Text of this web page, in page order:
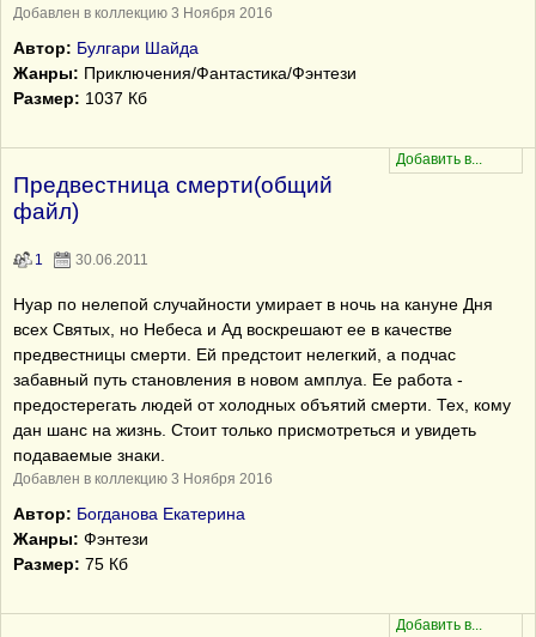
Добавлен в коллекцию 3 Ноября 2016
Автор: Булгари Шайда
Жанры: Приключения/Фантастика/Фэнтези
Размер: 1037 Кб
Предвестница смерти(общий
файл)
1 30.06.2011
Нуар по нелепой случайности умирает в ночь на кануне Дня
всех Святых, но Небеса и Ад воскрешают ее в качестве
предвестницы смерти. Ей предстоит нелегкий, а подчас
забавный путь становления в новом амплуа. Ее работа -
предостерегать людей от холодных объятий смерти. Тех, кому
дан шанс на жизнь. Стоит только присмотреться и увидеть
подаваемые знаки.
Добавлен в коллекцию 3 Ноября 2016
Автор: Богданова Екатерина
Жанры: Фэнтези
Размер: 75 Кб